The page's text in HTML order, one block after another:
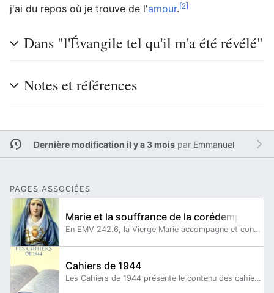
j'ai du repos où je trouve de l'amour.[2]
Dans "l'Évangile tel qu'il m'a été révélé"
Notes et références
Dernière modification il y a 3 moispar Emmanuel
PAGES ASSOCIÉES
Marie et la souffrance de la corédemption
En EMV 242.6, la Vierge Marie accompagne et console Marie de Magdala qui revient à Tibériade après sa récente conversion.
Cahiers de 1944
Les Cahiers de 1944 présente le contenu des cahiers d'écolier autographes 12 à 36 sur lesquels Maria Valtorta transcrivait au jour le jour, les visions et dictées qu'elle recevait.